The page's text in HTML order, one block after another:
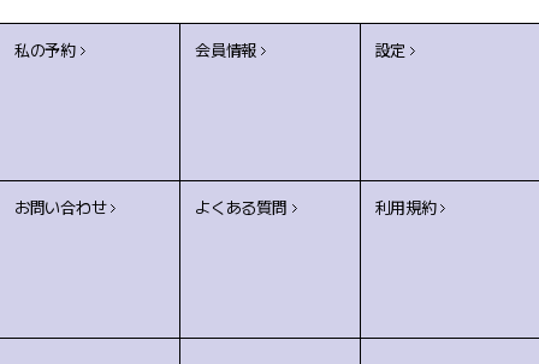
私の予約 会員情報 設定
お問い合わせ よくある質問 利用規約